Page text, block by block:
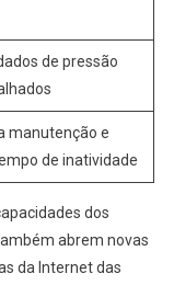
de pressão
manutenção e
de inatividade
dos
abrem novas
da Internet das